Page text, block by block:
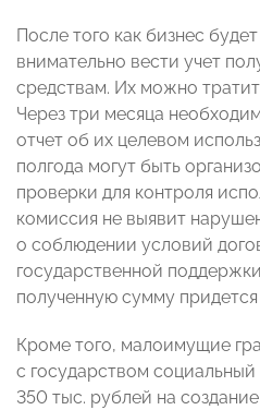
После того как бизнес
внимательно вести учет
средствам. Их можно
Через три месяца
отчет об их целевом
полгода могут быть
проверки для контроля
комиссия не выявит
о соблюдении условий
государственной
полученную сумму придется
Кроме того, малоимущие
с государством социальный
350 тыс. рублей на